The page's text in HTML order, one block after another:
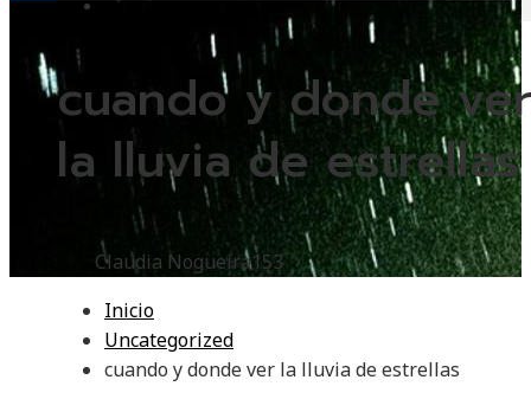
Responsabilidad Social
Uncategorized
cuando y donde ver
la lluvia de estrellas
Claudia Nogueira153
Inicio
Uncategorized
cuando y donde ver la lluvia de estrellas